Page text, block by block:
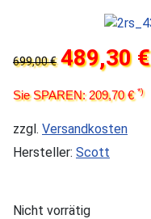
699,00 € 489,30 €
Sie SPAREN: 209,70 €*)
zzgl. Versandkosten
Hersteller: Scott
Nicht vorrätig